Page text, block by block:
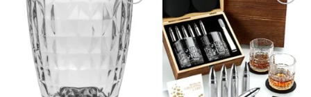
ADD TO
WISHLIST
ADD TO
WISHLIST